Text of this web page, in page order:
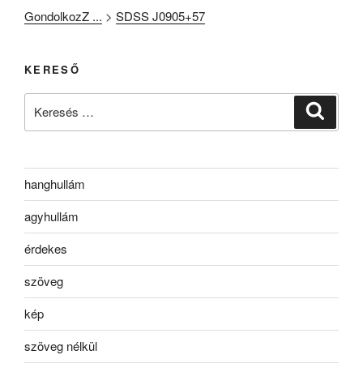
GondolkozZ ... > SDSS J0905+57
KERESŐ
hanghullám
agyhullám
érdekes
szöveg
kép
szöveg nélkül